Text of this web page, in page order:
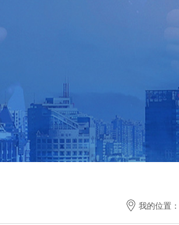
我的位置：